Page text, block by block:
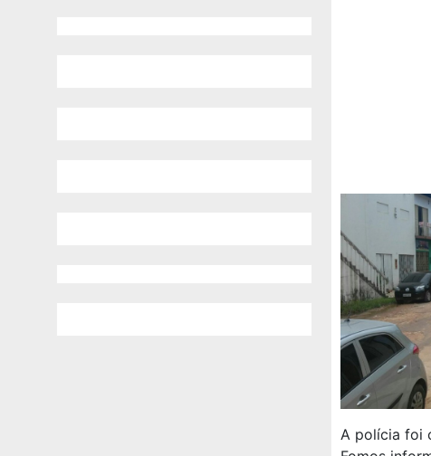
A polícia foi